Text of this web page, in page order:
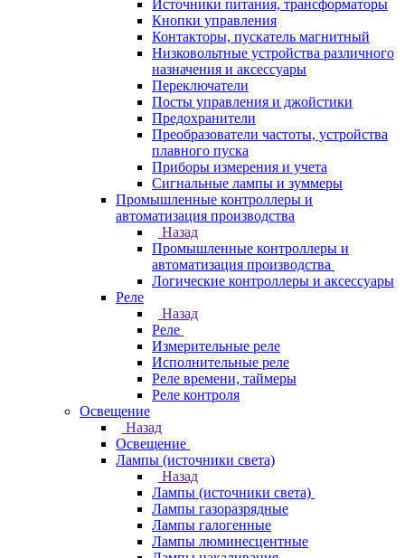
Источники питания, трансформаторы
Кнопки управления
Контакторы, пускатель магнитный
Низковольтные устройства различного
назначения и аксессуары
Переключатели
Посты управления и джойстики
Предохранители
Преобразователи частоты, устройства
плавного пуска
Приборы измерения и учета
Сигнальные лампы и зуммеры
Промышленные контроллеры и
автоматизация производства
Назад
Промышленные контроллеры и
автоматизация производства
Логические контроллеры и аксессуары
Реле
Назад
Реле
Измерительные реле
Исполнительные реле
Реле времени, таймеры
Реле контроля
Освещение
Назад
Освещение
Лампы (источники света)
Назад
Лампы (источники света)
Лампы газоразрядные
Лампы галогенные
Лампы люминесцентные